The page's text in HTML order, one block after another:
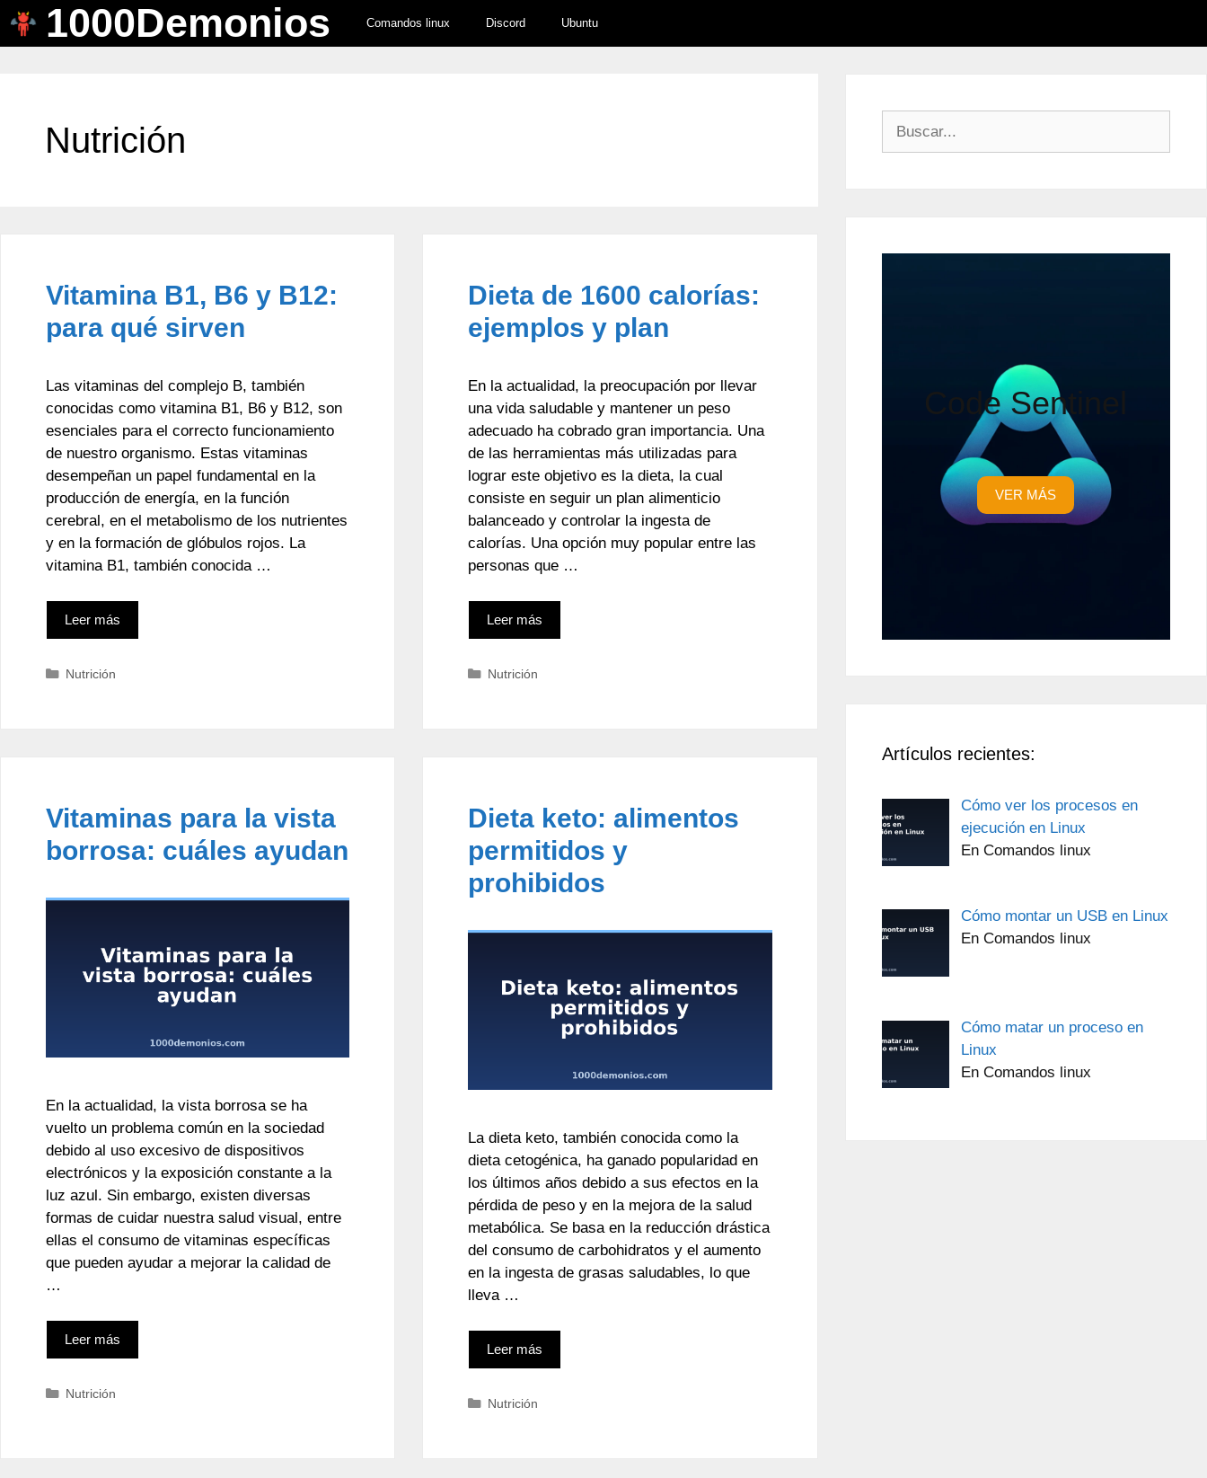
Saltar
1000Demonios Comandos linux Discord Ubuntu
Nutrición
Vitamina B1, B6 y B12:
para qué sirven
Las vitaminas del complejo B, también
conocidas como vitamina B1, B6 y B12, son
esenciales para el correcto funcionamiento
de nuestro organismo. Estas vitaminas
desempeñan un papel fundamental en la
producción de energía, en la función
cerebral, en el metabolismo de los nutrientes
y en la formación de glóbulos rojos. La
vitamina B1, también conocida …
Leer más
Categorías
Nutrición
Dieta de 1600 calorías:
ejemplos y plan
En la actualidad, la preocupación por llevar
una vida saludable y mantener un peso
adecuado ha cobrado gran importancia. Una
de las herramientas más utilizadas para
lograr este objetivo es la dieta, la cual
consiste en seguir un plan alimenticio
balanceado y controlar la ingesta de
calorías. Una opción muy popular entre las
personas que …
Leer más
Categorías
Nutrición
Vitaminas para la vista
borrosa: cuáles ayudan
En la actualidad, la vista borrosa se ha
vuelto un problema común en la sociedad
debido al uso excesivo de dispositivos
electrónicos y la exposición constante a la
luz azul. Sin embargo, existen diversas
formas de cuidar nuestra salud visual, entre
ellas el consumo de vitaminas específicas
que pueden ayudar a mejorar la calidad de
…
Leer más
Categorías
Nutrición
Dieta keto: alimentos
permitidos y
prohibidos
La dieta keto, también conocida como la
dieta cetogénica, ha ganado popularidad en
los últimos años debido a sus efectos en la
pérdida de peso y en la mejora de la salud
metabólica. Se basa en la reducción drástica
del consumo de carbohidratos y el aumento
en la ingesta de grasas saludables, lo que
lleva …
Leer más
Categorías
Nutrición
Code Sentinel
VER MÁS
Artículos recientes:
Cómo ver los procesos en
ejecución en Linux
En Comandos linux
Cómo montar un USB en Linux
En Comandos linux
Cómo matar un proceso en
Linux
En Comandos linux